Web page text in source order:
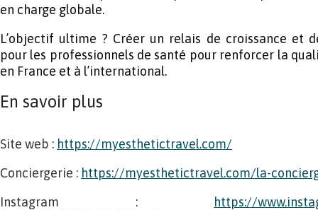
en charge globale.
L’objectif ultime ? Créer un relais de croissance et
pour les professionnels de santé pour renforcer la
en France et à l’international.
En savoir plus
Site web : https://myesthetictravel.com/
Conciergerie : https://myesthetictravel.com/la-
Instagram :
https://